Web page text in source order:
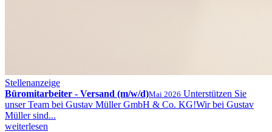
Stellenanzeige
Büromitarbeiter - Versand (m/w/d)Mai 2026 Unterstützen Sie
unser Team bei Gustav Müller GmbH & Co. KG!Wir bei Gustav
Müller sind...
weiterlesen